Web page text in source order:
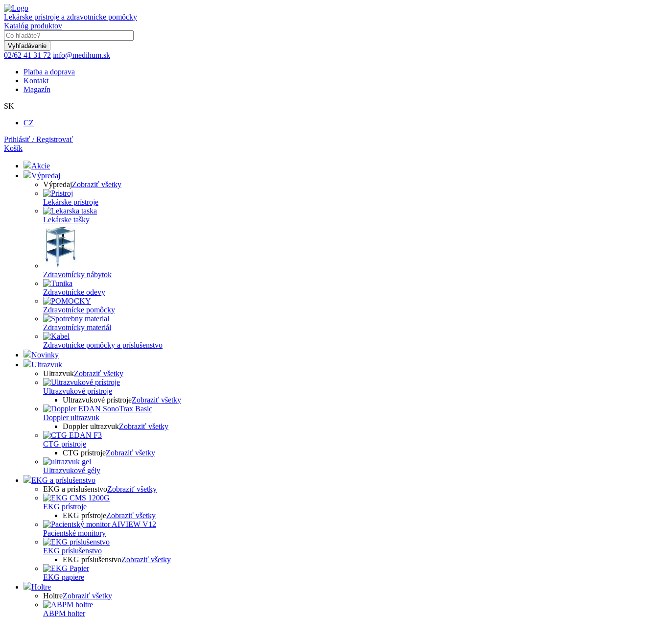
Skočiť
na
hlavný
obsah
Lekárske prístroje a zdravotnícke pomôcky
Katalóg produktov
02/62 41 31 72 info@medihum.sk
Platba a doprava
Kontakt
Magazín
SK
CZ
Prihlásiť / Registrovať
Košík
Akcie
Výpredaj
VýpredajZobraziť všetky
Lekárske prístroje
Lekárske tašky
Zdravotnícky nábytok
Zdravotnícke odevy
Zdravotnícke pomôcky
Zdravotnícky materiál
Zdravotnícke pomôcky a príslušenstvo
Novinky
Ultrazvuk
UltrazvukZobraziť všetky
Ultrazvukové prístroje
Ultrazvukové prístrojeZobraziť všetky
Doppler ultrazvuk
Doppler ultrazvukZobraziť všetky
CTG prístroje
CTG prístrojeZobraziť všetky
Ultrazvukové gély
EKG a príslušenstvo
EKG a príslušenstvoZobraziť všetky
EKG prístroje
EKG prístrojeZobraziť všetky
Pacientské monitory
EKG príslušenstvo
EKG príslušenstvoZobraziť všetky
EKG papiere
Holtre
HoltreZobraziť všetky
ABPM holter